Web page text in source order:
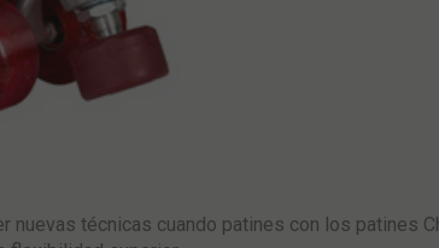
técnicas cuando patines con los patines